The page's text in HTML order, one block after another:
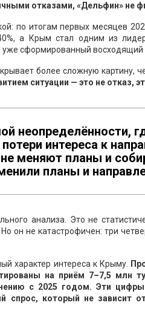
отказами, «Дельфин» не
по итогам первых месяцев
а Крым стал одним из
сформированный восходящий
более сложную картину,
ситуации — это не отказ,
неопределённости,
интереса к
меняют планы и
планы и
анализа. Это не
он не катастрофичен: три
характер интереса к Крыму.
на приём 7–7,5 млн
с 2025 годом. Эти
который не зависит от